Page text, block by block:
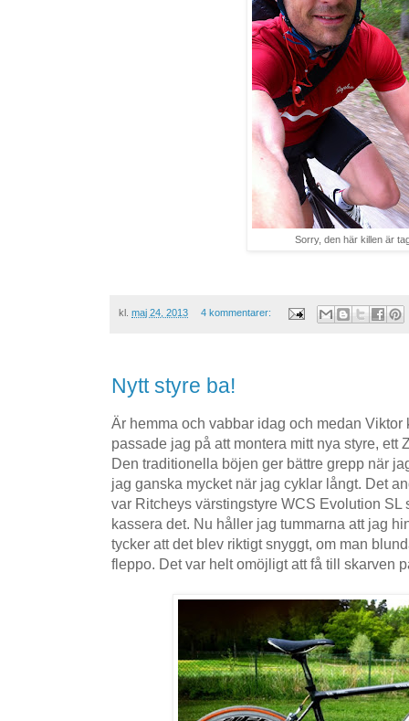
Sorry, den här killen är
kl. maj 24, 2013 4 kommentarer:
Nytt styre ba!
Är hemma och vabbar idag och medan Viktor
passade jag på att montera mitt nya styre, ett
Den traditionella böjen ger bättre grepp när
jag ganska mycket när jag cyklar långt. Det
var Ritcheys värstingstyre WCS Evolution SL
kassera det. Nu håller jag tummarna att jag
tycker att det blev riktigt snyggt, om man
fleppo. Det var helt omöjligt att få till skarven